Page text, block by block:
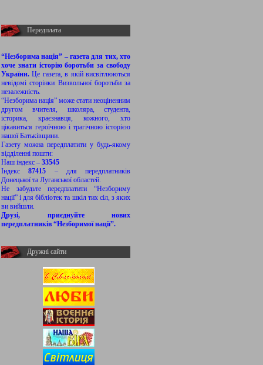
Передплата
“Незборима нація” – газета для тих, хто
хоче знати історію боротьби за свободу
України.Це газета, в якій висвітлюються
невідомі сторінки Визвольної боротьби за
незалежність.
“Незборима нація” може стати неоціненним
другом вчителя, школяра, студента,
історика, краєзнавця, кожного, хто
цікавиться героїчною і трагічною історією
нашої Батьківщини.
Газету можна передплатити у будь-якому
відділенні пошти:
Наш індекс – 33545
Індекс87415 – для передплатників
Донецької та Луганської областей.
Не забудьте передплатити “Незбориму
нації” і для бібліотек та шкіл тих сіл, з яких
ви вийшли.
Друзі, приєднуйте нових
передплатників “Незборимої нації”.
Дружні сайти